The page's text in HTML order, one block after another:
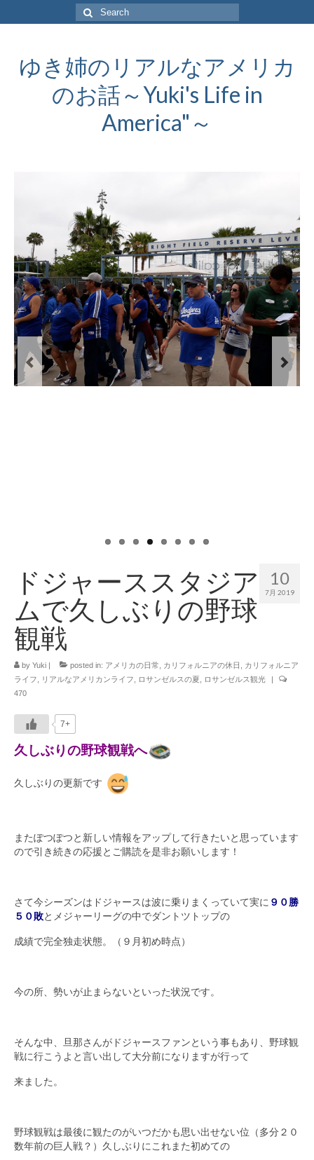
Search
for:
ゆき姉のリアルなアメリカ
のお話～Yuki's Life in
America"～
10
7月 2019
ドジャーススタジア
ムで久しぶりの野球
観戦
by Yuki | posted in: アメリカの日常 カリフォルニアの休日
カリフォルニア
ライフ
リアルなアメリカンライフ ロサンゼルスの夏 ロサンゼルス観光
|
470
7+
久しぶりの野球観戦へ
久しぶりの更新です
またぽつぽつと新しい情報をアップして行きたいと思っています
ので引き続きの応援とご購読を是非お願いします！
さて今シーズンはドジャースは波に乗りまくっていて実に ９０勝
５０敗とメジャーリーグの中でダントツトップの
成績で完全独走状態。（９月初め時点）
今の所、勢いが止まらないといった状況です。
そんな中、旦那さんがドジャースファンという事もあり、野球観
戦に行こうよと言い出して大分前になりますが行って
来ました。
野球観戦は最後に観たのがいつだかも思い出せない位（多分２０
数年前の巨人戦？）久しぶりにこれまた初めての